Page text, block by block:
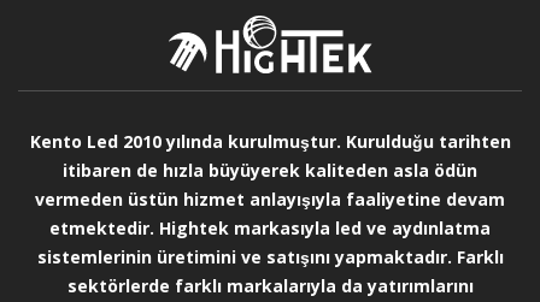
Kento Led 2010 yılında kurulmuştur. Kurulduğu tarihten
itibaren de hızla büyüyerek kaliteden asla ödün
vermeden üstün hizmet anlayışıyla faaliyetine devam
etmektedir. Hightek markasıyla led ve aydınlatma
sistemlerinin üretimini ve satışını yapmaktadır. Farklı
sektörlerde farklı markalarıyla da yatırımlarını